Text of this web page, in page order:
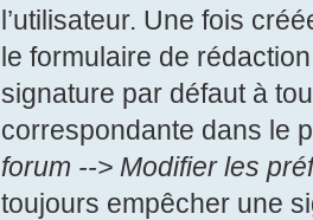
l’utilisateur. Une fois
le formulaire de
signature par défaut à
correspondante dans le
forum --> Modifier les
toujours empêcher une